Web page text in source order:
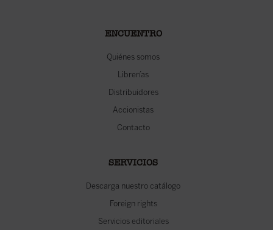
ENCUENTRO
Quiénes somos
Librerías
Distribuidores
Accionistas
Contacto
SERVICIOS
Descarga nuestro catálogo
Foreign rights
Servicios editoriales